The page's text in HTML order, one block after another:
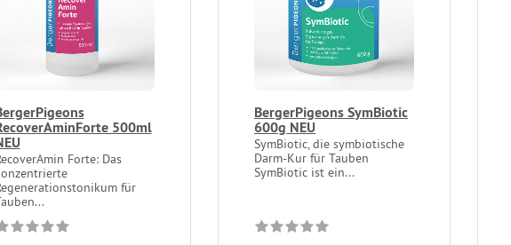
500ml
Forte: Das
für
BergerPigeons SymBiotic
600g NEU
SymBiotic, die symbiotische
Darm-Kur für Tauben
SymBiotic ist ein...